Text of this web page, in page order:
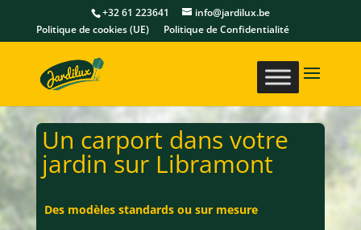
+32 61 223641
info@jardilux.be
Politique de cookies (UE)
Politique de Confidentialité
Un carport dans votre
jardin sur Libramont
Des modèles standards ou sur mesure